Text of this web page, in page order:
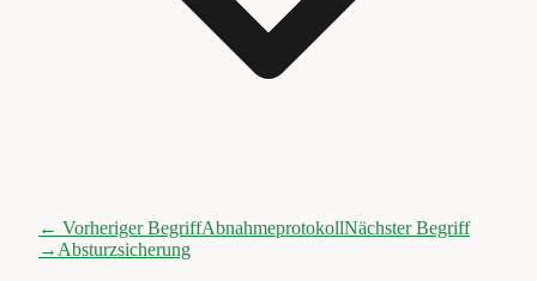
← Vorheriger BegriffAbnahmeprotokollNächster Begriff
→ Absturzsicherung